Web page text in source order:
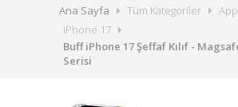
Ana Sayfa Tüm Kategoriler
iPhone 17
Buff iPhone 17 Şeffaf Kılıf -
Serisi